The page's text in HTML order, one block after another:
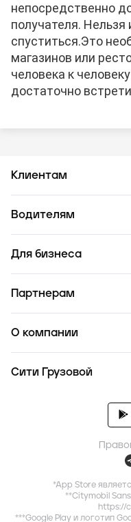
непосредственно
получателя. Нельзя
спуститься.Это
магазинов или
человека к
достаточно
Клиентам
Водителям
Для бизнеса
Партнерам
О компании
Сити Грузовой
*App Store
**Citymobil
https://
***Google Play и логотип